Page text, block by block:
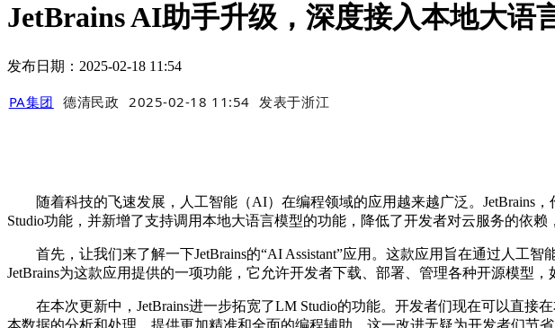
JetBrains AI助手升级，深度接入本地大语
发布日期：2025-02-18 11:54
PA集团 德清民政 2025-02-18 11:54 发表于浙江
随着科技的飞速发展，人工智能（AI）在编程领域的应用越来越广泛。JetBrains，
Studio功能，并新增了支持调用本地大语言模型的功能，降低了开发者对云服务的依赖
首先，让我们来了解一下JetBrains的“AI Assistant”应用。这款应用旨在通过人工
JetBrains为这款应用提供的一项功能，它允许开发者下载、部署、管理各种开源模型，
在本次更新中，JetBrains进一步拓宽了LM Studio的功能。开发者们现在可以直接在